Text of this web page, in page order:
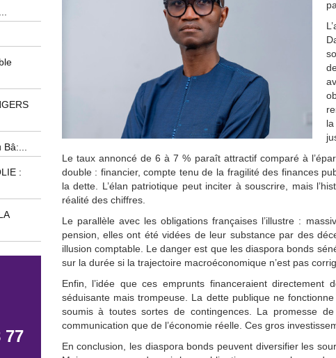
Le taux annoncé de 6 à 7 % paraît attractif comparé à
double : financier, compte tenu de la fragilité des finances
la dette. L’élan patriotique peut inciter à souscrire, mais
réalité des chiffres.
Le parallèle avec les obligations françaises l’illustre :
pension, elles ont été vidées de leur substance par des
illusion comptable. Le danger est que les diaspora bonds
sur la durée si la trajectoire macroéconomique n’est pas
Enfin, l’idée que ces emprunts financeraient
séduisante mais trompeuse. La dette publique ne
soumis à toutes sortes de contingences. La promesse
communication que de l’économie réelle. Ces gros
En conclusion, les diaspora bonds peuvent diversifier les
:
77